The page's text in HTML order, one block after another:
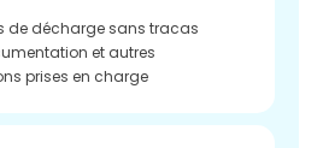
de décharge sans tracas
et autres
prises en charge